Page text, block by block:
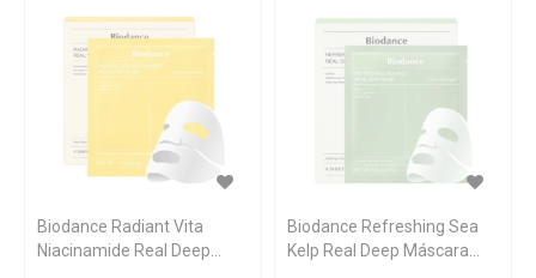
Biodance Radiant Vita
Niacinamide Real Deep
Biodance Refreshing Sea
Kelp Real Deep Máscara